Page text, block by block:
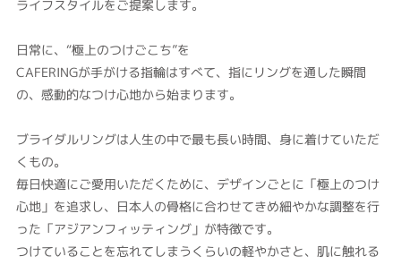
ライフスタイルをご提案します。
日常に、“極上のつけごこち”を
CAFERINGが手がける指輪はすべて、指にリングを通した瞬間
の、感動的なつけ心地から始まります。
ブライダルリングは人生の中で最も長い時間、身に着けていただ
くもの。
毎日快適にご愛用いただくために、デザインごとに「極上のつけ
心地」を追求し、日本人の骨格に合わせてきめ細やかな調整を行
った「アジアンフィッティング」が特徴です。
つけていることを忘れてしまうくらいの軽やかさと、肌に触れる